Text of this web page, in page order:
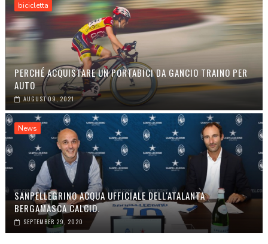
bicicletta
PERCHÉ ACQUISTARE UN PORTABICI DA GANCIO TRAINO PER
AUTO
AUGUST 09, 2021
News
SANPELLEGRINO ACQUA UFFICIALE DELL'ATALANTA
BERGAMASCA CALCIO.
SEPTEMBER 29, 2020